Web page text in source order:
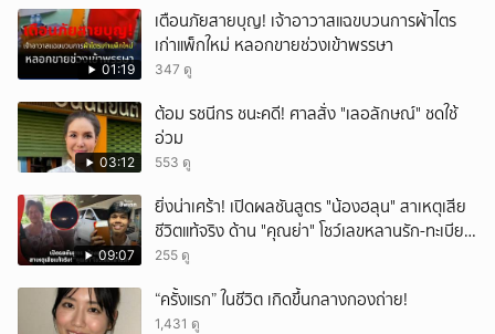
01:19
เตือนภัยสายบุญ! เจ้าอาวาสแฉขบวนการผ้าไตร
เก่าแพ็กใหม่ หลอกขายช่วงเข้าพรรษา
347 ดู
03:12
ต้อม รชนีกร ชนะคดี! ศาลสั่ง "เลอลักษณ์" ชดใช้
อ่วม
553 ดู
09:07
ยิ่งน่าเศร้า! เปิดผลชันสูตร "น้องฮลุน" สาเหตุเสีย
ชีวิตแท้จริง ด้าน "คุณย่า" โชว์เลขหลานรัก-ทะเบียน
รถเคลื่อนร่าง!
255 ดู
“ครั้งแรก” ในชีวิต เกิดขึ้นกลางกองถ่าย!
1,431 ดู